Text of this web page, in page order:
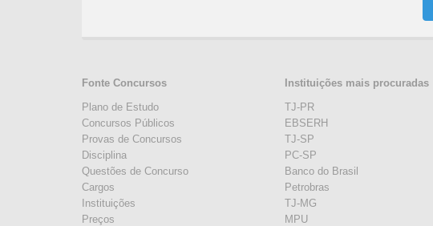
Fonte Concursos
Plano de Estudo
Concursos Públicos
Provas de Concursos
Disciplina
Questões de Concurso
Cargos
Instituições
Preços
Instituições mais procuradas
TJ-PR
EBSERH
TJ-SP
PC-SP
Banco do Brasil
Petrobras
TJ-MG
MPU